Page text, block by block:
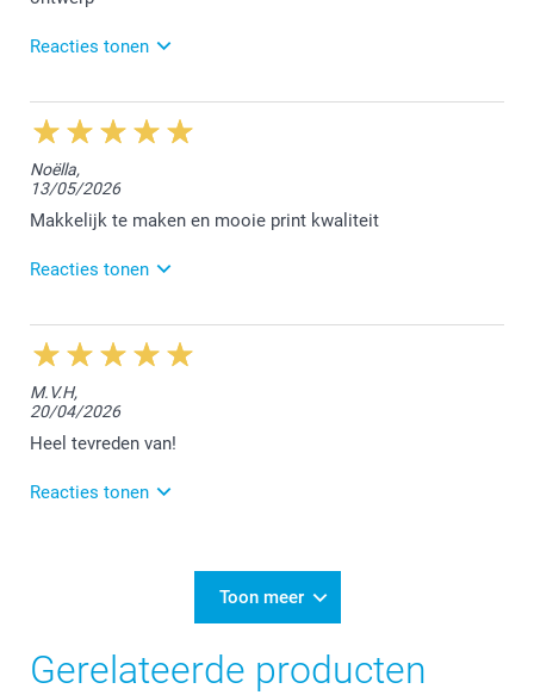
Reacties tonen
17/06/2026
13:07
Beste Bert,
Wat fijn dat je tevreden bent met de placemats. We
waarderen jouw feedback.
Lucie@smartphoto
Noëlla,
13/05/2026
Makkelijk te maken en mooie print kwaliteit
Reacties tonen
28/05/2026
12:00
Dag Noëlla,
Bedankt voor jouw mooie 5 sterren review. We
vonden het fijn jouw bestelling te mogen afwerken.
Nathalie @smartphoto
M.V.H,
20/04/2026
Heel tevreden van!
Reacties tonen
placemats. Geniet van de leuke herinneringen.
Toon meer
Gerelateerde producten